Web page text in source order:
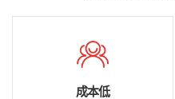
成本低